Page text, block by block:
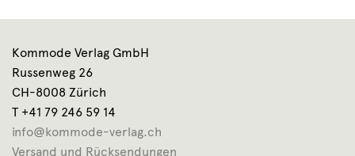
Kommode Verlag GmbH
Russenweg 26
CH-8008 Zürich
T +41 79 246 59 14
info@kommode-verlag.ch
Versand und Rücksendungen